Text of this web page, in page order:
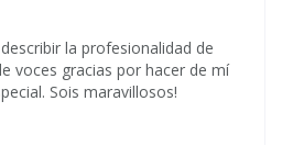
la profesionalidad de
voces gracias por hacer de mí
Sois maravillosos!